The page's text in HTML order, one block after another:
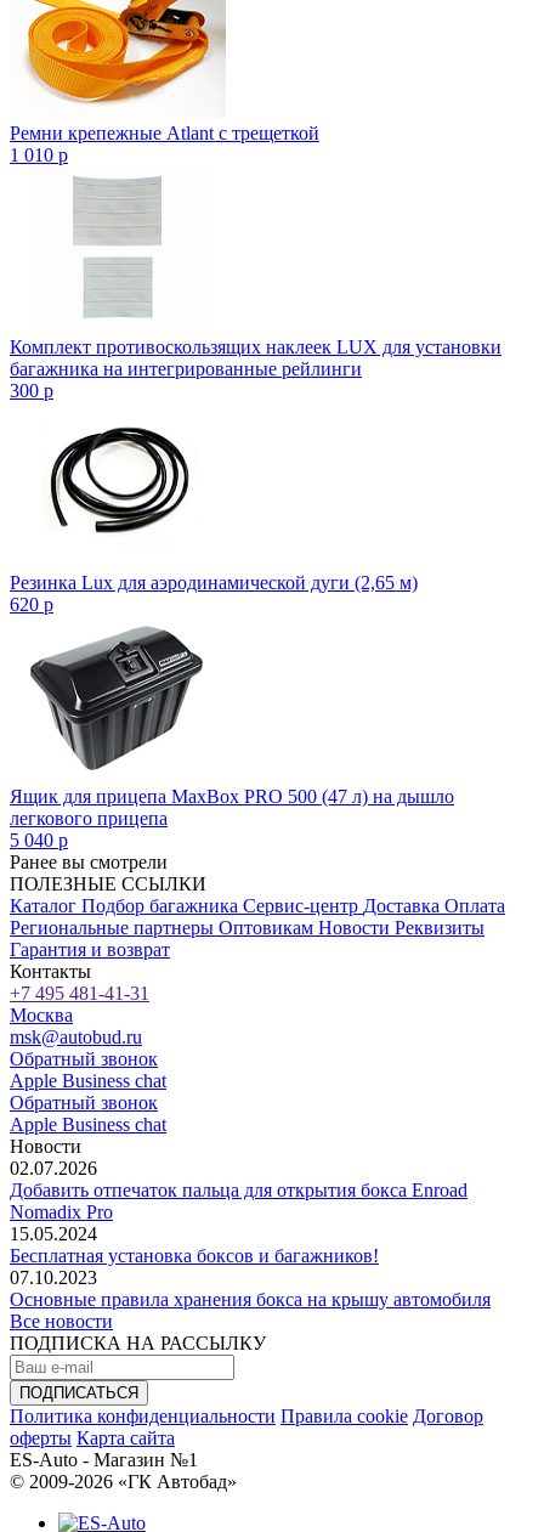
Ремни крепежные Atlant с трещеткой
1 010 p
Комплект противоскользящих наклеек LUX для установки
багажника на интегрированные рейлинги
300 p
Резинка Lux для аэродинамической дуги (2,65 м)
620 p
Ящик для прицепа MaxBox PRO 500 (47 л) на дышло
легкового прицепа
5 040 p
Ранее вы смотрели
ПОЛЕЗНЫЕ ССЫЛКИ
Каталог Подбор багажника Сервис-центр Доставка Оплата
Региональные партнеры Оптовикам Новости Реквизиты
Гарантия и возврат
Контакты
+7 495 481-41-31
Москва
msk@autobud.ru
Обратный звонок
Apple Business chat
Обратный звонок
Apple Business chat
Новости
02.07.2026
Добавить отпечаток пальца для открытия бокса Enroad
Nomadix Pro
15.05.2024
Бесплатная установка боксов и багажников!
07.10.2023
Основные правила хранения бокса на крышу автомобиля
Все новости
ПОДПИСКА НА РАССЫЛКУ
Политика конфиденциальности Правила cookie Договор
оферты Карта сайта
ES-Auto - Магазин №1
© 2009-2026 «ГК Автобад»